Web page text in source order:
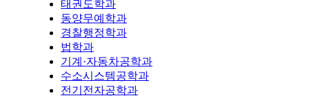
태권도학과
동양무예학과
경찰행정학과
법학과
기계·자동차공학과
수소시스템공학과
전기전자공학과